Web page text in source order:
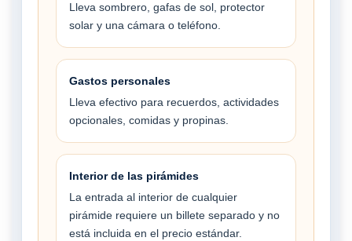
Lleva sombrero, gafas de sol, protector
solar y una cámara o teléfono.
Gastos personales
Lleva efectivo para recuerdos, actividades
opcionales, comidas y propinas.
Interior de las pirámides
La entrada al interior de cualquier
pirámide requiere un billete separado y no
está incluida en el precio estándar.